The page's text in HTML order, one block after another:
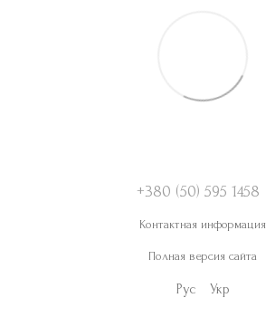
+380 (50) 595 1458
Контактная информация
Полная версия сайта
Рус Укр